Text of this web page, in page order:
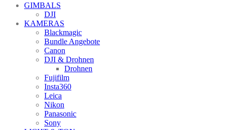
GIMBALS
DJI
KAMERAS
Blackmagic
Bundle Angebote
Canon
DJI & Drohnen
Drohnen
Fujifilm
Insta360
Leica
Nikon
Panasonic
Sony